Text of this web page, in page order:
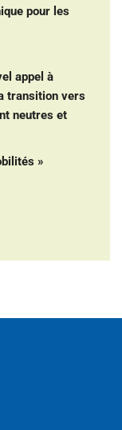
pour les
appel à
transition vers
neutres et
»